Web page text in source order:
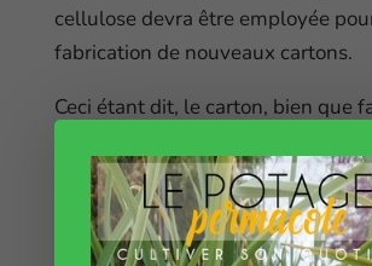
cellulose devra être employée
fabrication de nouveaux cartons.
Ceci étant dit, le carton, bien que
recyclable, ne l’est pas
peut en utiliser un peu au jardin, ce
très grave.